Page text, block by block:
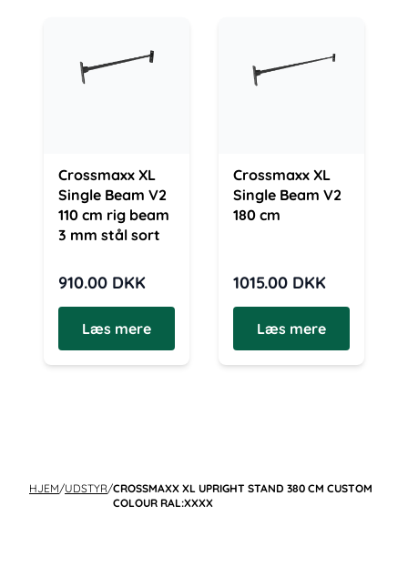
Crossmaxx XL
Single Beam V2
110 cm rig beam
3 mm stål sort
910.00 DKK
Læs mere
Crossmaxx XL
Single Beam V2
180 cm
1015.00 DKK
Læs mere
HJEM/UDSTYR/CROSSMAXX XL UPRIGHT STAND 380 CM CUSTOM
COLOUR RAL:XXXX